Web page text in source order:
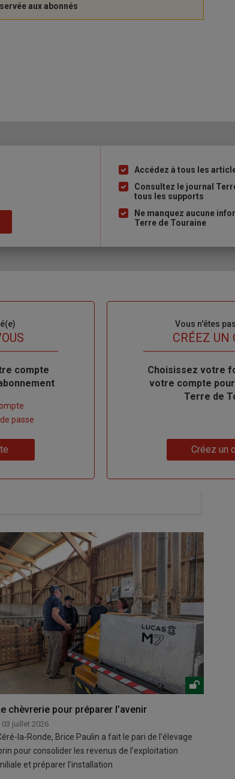
Liste
à
puce
Accédez à tous les
Consultez le journal
tous les supports
Ne manquez aucune
Terre de Touraine
compte
passe
Vous n'êtes
TITRECRÉEZ UN
Body
Choisissez votre
votre compte
Terre de
Créez un
chèvrerie pour préparer l’avenir
03 juillet 2026
la-Ronde, Brice Paulin a fait le pari de l’élevage
pour consolider les revenus de l’exploitation
et préparer l’installation